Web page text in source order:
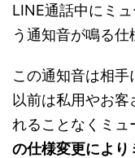
LINE通話中にミ
う通知音が鳴る仕
この通知音は相手
以前は私用やお
れることなくミュ
の仕様変更により